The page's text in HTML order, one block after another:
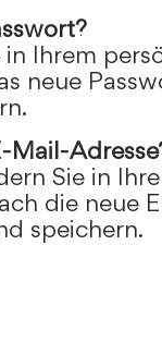
Ihrem
neue
Mail-
Sie in
die neue
speichern.